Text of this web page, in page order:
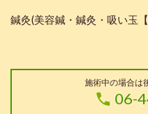
鍼灸(美容鍼・鍼灸・吸い玉
施術中の場合は
06-